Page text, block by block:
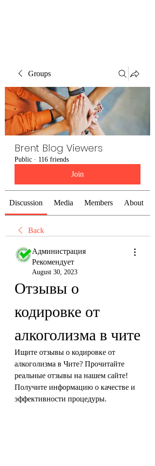
Groups
Brent Blog Viewers
Public · 116 friends
Join
Discussion Media Members About
Back
Администрация
Рекомендует
August 30, 2023
Отзывы о
кодировке от
алкоголизма в чите
Ищите отзывы о кодировке от
алкоголизма в Чите? Прочитайте
реальные отзывы на нашем сайте!
Получите информацию о качестве и
эффективности процедуры.